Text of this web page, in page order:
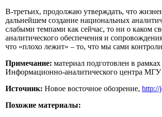
В-третьих, продолжаю утверждать, что
дальнейшем создание национальных
слабыми темпами как сейчас, то ни о каком
аналитического обеспечения и
что «плохо лежит» – то, что мы сами
Примечание: материал подготовлен в
Информационно-аналитического центра МГУ
Источник: Новое восточное обозрение, http://
Похожие материалы: